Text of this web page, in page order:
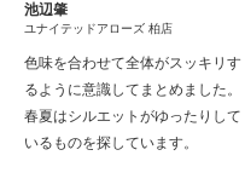
池辺肇
ユナイテッドアローズ 柏店
色味を合わせて全体がスッキリす
るように意識してまとめました。
春夏はシルエットがゆったりして
いるものを探しています。